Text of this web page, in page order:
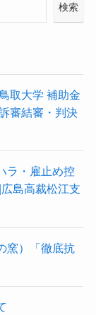
検索
取大学 補助金
審結審・判決
ラ・雇止め控
島高裁松江支
窯）「徹底抗